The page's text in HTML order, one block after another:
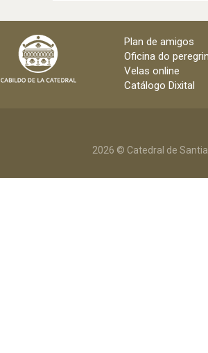
Plan de amigos
Oficina do
Velas online
Catálogo Dixital
2026 © Catedral de